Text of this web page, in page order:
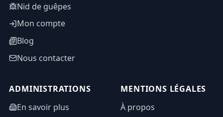
Nid de guêpes
Mon compte
Blog
Nous contacter
ADMINISTRATIONS
En savoir plus
MENTIONS LÉGALES
À propos